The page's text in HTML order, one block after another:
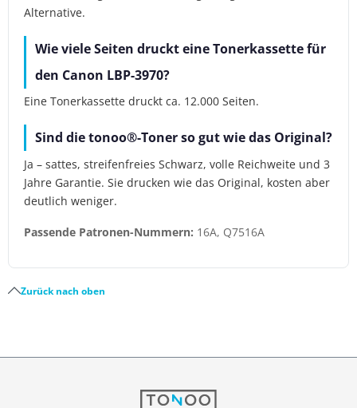
Alternative.
Wie viele Seiten druckt eine Tonerkassette für
den Canon LBP-3970?
Eine Tonerkassette druckt ca. 12.000 Seiten.
Sind die tonoo®-Toner so gut wie das Original?
Ja – sattes, streifenfreies Schwarz, volle Reichweite und 3
Jahre Garantie. Sie drucken wie das Original, kosten aber
deutlich weniger.
Passende Patronen-Nummern: 16A, Q7516A
Zurück nach oben